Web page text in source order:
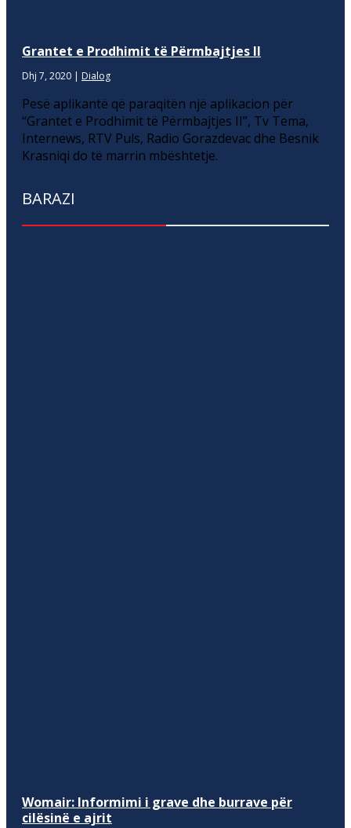
Grantet e Prodhimit të Përmbajtjes II
Dhj 7, 2020 | Dialog
Pesë aplikantë që paraqitën një aplikacion për
“Grantet e Prodhimit të Përmbajtjes II”, Tv Tema,
Internews, RTV Puls, Radio Gorazdevac dhe Besnik
Krasniqi do të marrin mbështetje.
BARAZI
Womair: Informimi i grave dhe burrave për
cilësinë e ajrit